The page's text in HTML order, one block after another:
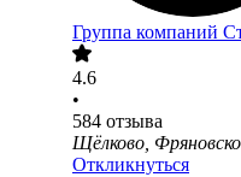
Группа компаний
4.6
•
584 отзыва
Щёлково,
Откликнуться